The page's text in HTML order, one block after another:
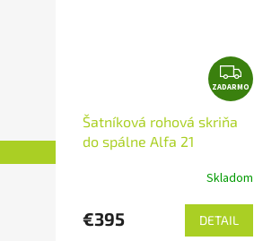
Z
A
M
O
ZADARMO
Šatníková rohová skriňa
do spálne Alfa 21
produktu
je
Skladom
€395 DETAIL